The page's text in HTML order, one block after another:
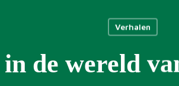
Verhalen
de wereld